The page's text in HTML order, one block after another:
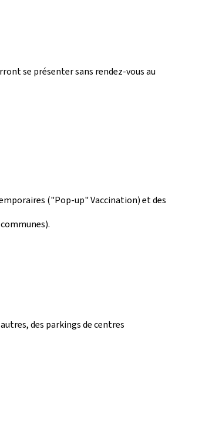
se présenter sans rendez-vous au
("Pop-up" Vaccination) et des
des parkings de centres